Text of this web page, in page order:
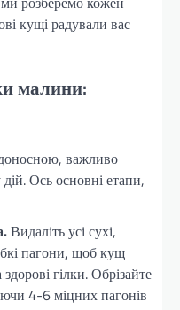
кущі радували вас
малини:
важливо
Ось основні етапи,
Видаліть усі сухі,
пагони, щоб кущ
гілки. Обрізайте
4-6 міцних пагонів